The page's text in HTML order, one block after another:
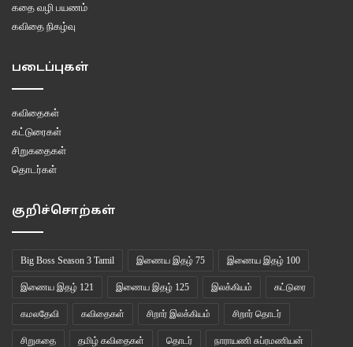
கதை வழி பயணம்
கவிதை நிகழ்வு
படைப்புகள்
கவிதைகள்
கட்டுரைகள்
சிறுகதைகள்
தொடர்கள்
குறிச்சொற்கள்
Big Boss Season 3 Tamil இணைய இதழ் 75 இணைய இதழ் 100
இணைய இதழ் 121 இணைய இதழ் 125 இலக்கியம் கட்டுரை
கமலதேவி கவிதைகள் சிறார் இலக்கியம் சிறார் தொடர்
சிறுகதை தமிழ் கவிதைகள் தொடர் நாராயணி சுப்ரமணியன்